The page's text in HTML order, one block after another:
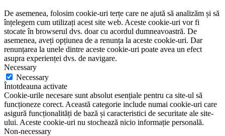
De asemenea, folosim cookie-uri terțe care ne ajută să analizăm și să
înțelegem cum utilizați acest site web. Aceste cookie-uri vor fi
stocate în browserul dvs. doar cu acordul dumneavoastră. De
asemenea, aveți opțiunea de a renunța la aceste cookie-uri. Dar
renunțarea la unele dintre aceste cookie-uri poate avea un efect
asupra experienței dvs. de navigare.
Necessary
Necessary
Întotdeauna activate
Cookie-urile necesare sunt absolut esențiale pentru ca site-ul să
funcționeze corect. Această categorie include numai cookie-uri care
asigură funcționalități de bază și caracteristici de securitate ale site-
ului. Aceste cookie-uri nu stochează nicio informație personală.
Non-necessary